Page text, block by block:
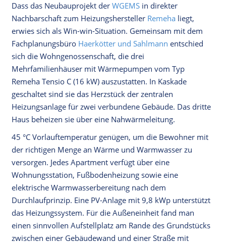
Dass das Neubauprojekt derWGEMS in direkter
Nachbarschaft zum Heizungshersteller Remeha liegt,
erwies sich als Win-win-Situation. Gemeinsam mit dem
Fachplanungsbüro Haerkötter und Sahlmann entschied
sich die Wohngenossenschaft, die drei
Mehrfamilienhäuser mit Wärmepumpen vom Typ
Remeha Tensio C (16 kW) auszustatten. In Kaskade
geschaltet sind sie das Herzstück der zentralen
Heizungsanlage für zwei verbundene Gebäude. Das dritte
Haus beheizen sie über eine Nahwärmeleitung.
45 °C Vorlauftemperatur genügen, um die Bewohner mit
der richtigen Menge an Wärme und Warmwasser zu
versorgen. Jedes Apartment verfügt über eine
Wohnungsstation, Fußbodenheizung sowie eine
elektrische Warmwasserbereitung nach dem
Durchlaufprinzip. Eine PV-Anlage mit 9,8 kWp unterstützt
das Heizungssystem. Für die Außeneinheit fand man
einen sinnvollen Aufstellplatz am Rande des Grundstücks
zwischen einer Gebäudewand und einer Straße mit